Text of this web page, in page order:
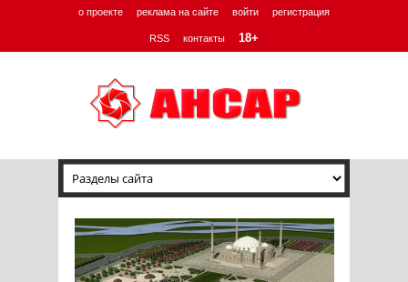
о проекте реклама на сайте войти регистрация
RSS контакты 18+